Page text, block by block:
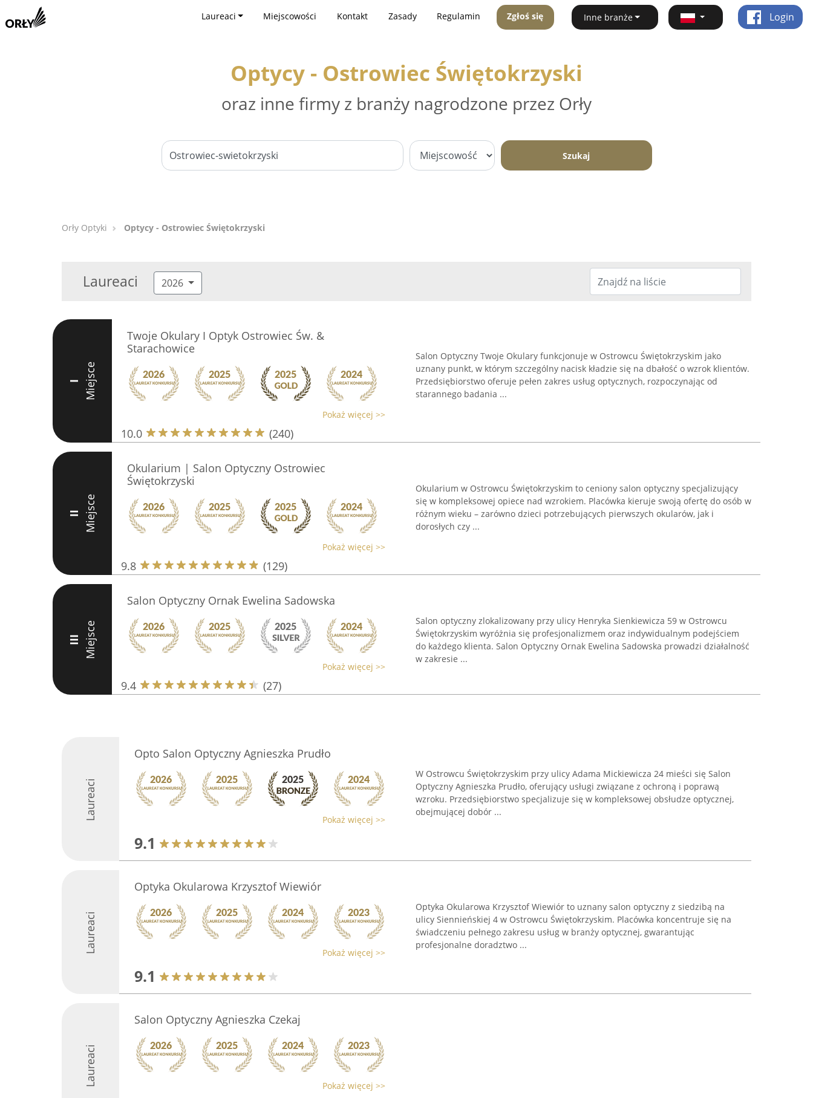
Laureaci Miejscowości Kontakt Zasady Regulamin Zgłoś się Inne branże Login
Optycy - Ostrowiec Świętokrzyski
oraz inne firmy z branży nagrodzone przez Orły
Szukaj
Orły Optyki Optycy - Ostrowiec Świętokrzyski
Laureaci 2026
I Miejsce
Twoje Okulary I Optyk Ostrowiec Św. &
Starachowice
Pokaż więcej >>
10.0 (240)
Salon Optyczny Twoje Okulary funkcjonuje w Ostrowcu Świętokrzyskim jako
uznany punkt, w którym szczególny nacisk kładzie się na dbałość o wzrok klientów.
Przedsiębiorstwo oferuje pełen zakres usług optycznych, rozpoczynając od
starannego badania ...
II Miejsce
Okularium | Salon Optyczny Ostrowiec
Świętokrzyski
Pokaż więcej >>
9.8 (129)
Okularium w Ostrowcu Świętokrzyskim to ceniony salon optyczny specjalizujący
się w kompleksowej opiece nad wzrokiem. Placówka kieruje swoją ofertę do osób w
różnym wieku – zarówno dzieci potrzebujących pierwszych okularów, jak i
dorosłych czy ...
III Miejsce
Salon Optyczny Ornak Ewelina Sadowska
Pokaż więcej >>
9.4 (27)
Salon optyczny zlokalizowany przy ulicy Henryka Sienkiewicza 59 w Ostrowcu
Świętokrzyskim wyróżnia się profesjonalizmem oraz indywidualnym podejściem
do każdego klienta. Salon Optyczny Ornak Ewelina Sadowska prowadzi działalność
w zakresie ...
Laureaci
Opto Salon Optyczny Agnieszka Prudło
Pokaż więcej >>
9.1
W Ostrowcu Świętokrzyskim przy ulicy Adama Mickiewicza 24 mieści się Salon
Optyczny Agnieszka Prudło, oferujący usługi związane z ochroną i poprawą
wzroku. Przedsiębiorstwo specjalizuje się w kompleksowej obsłudze optycznej,
obejmującej dobór ...
Laureaci
Optyka Okularowa Krzysztof Wiewiór
Pokaż więcej >>
9.1
Optyka Okularowa Krzysztof Wiewiór to uznany salon optyczny z siedzibą na
ulicy Siennieńskiej 4 w Ostrowcu Świętokrzyskim. Placówka koncentruje się na
świadczeniu pełnego zakresu usług w branży optycznej, gwarantując
profesjonalne doradztwo ...
Laureaci
Salon Optyczny Agnieszka Czekaj
Pokaż więcej >>